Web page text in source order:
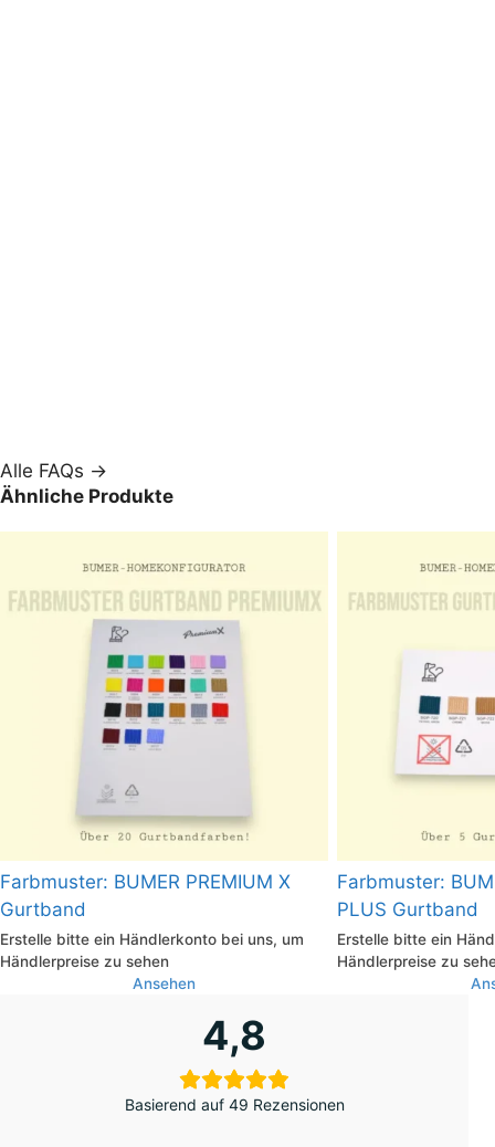
Alle FAQs →
Ähnliche Produkte
Farbmuster: BUMER PREMIUM X
Gurtband
Erstelle bitte ein Händlerkonto bei uns, um
Händlerpreise zu sehen
Ansehen
Farbmuster:
PLUS Gurtband
Erstelle bitte ein
Händlerpreise zu
4,8
Basierend auf 49 Rezensionen